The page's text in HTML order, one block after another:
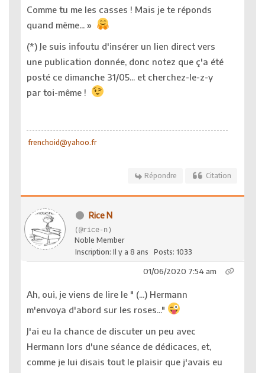
Comme tu me les casses ! Mais je te réponds
quand même... »
(*) Je suis infoutu d'insérer un lien direct vers
une publication donnée, donc notez que ç'a été
posté ce dimanche 31/05... et cherchez-le-z-y
par toi-même !
frenchoid@yahoo.fr
Répondre Citation
Rice N
(@rice-n)
Noble Member
Inscription: Il y a 8 ans
Posts: 1033
01/06/2020 7:54 am
Ah, oui, je viens de lire le " (...) Hermann
m'envoya d'abord sur les roses..."
J'ai eu la chance de discuter un peu avec
Hermann lors d'une séance de dédicaces, et,
comme je lui disais tout le plaisir que j'avais eu